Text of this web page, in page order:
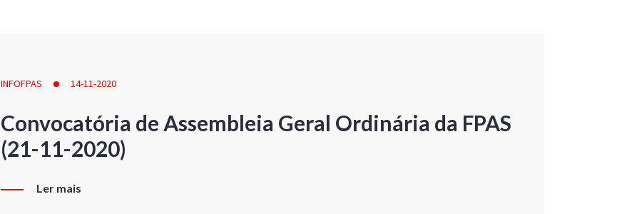
INFOFPAS 14-11-2020
Convocatória de Assembleia Geral Ordinária da FPAS
(21-11-2020)
Ler mais